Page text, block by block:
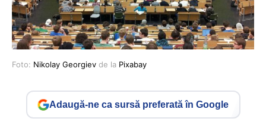
Foto: Nikolay Georgiev de la Pixabay
Adaugă-ne ca sursă preferată în Google